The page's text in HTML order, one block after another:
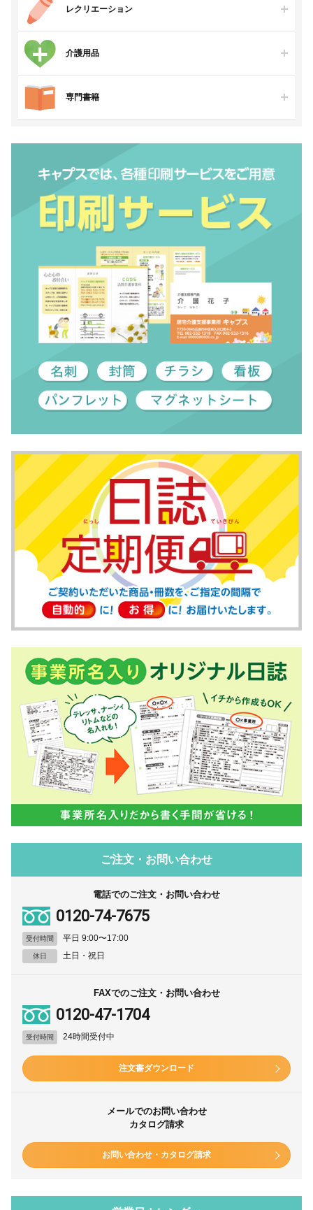
レクリエーション
介護用品
専門書籍
ご注文・お問い合わせ
電話でのご注文・お問い合わせ
0120-74-7675
受付時間 平日 9:00〜17:00
休日 土日・祝日
FAXでのご注文・お問い合わせ
0120-47-1704
受付時間 24時間受付中
注文書ダウンロード
メールでのお問い合わせ
カタログ請求
お問い合わせ・カタログ請求